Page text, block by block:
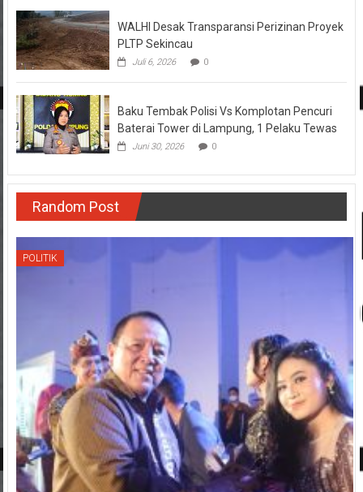
WALHI Desak Transparansi Perizinan Proyek
PLTP Sekincau
Juli 6, 2026 0
Baku Tembak Polisi Vs Komplotan Pencuri
Baterai Tower di Lampung, 1 Pelaku Tewas
Juni 30, 2026 0
Random Post
POLITIK